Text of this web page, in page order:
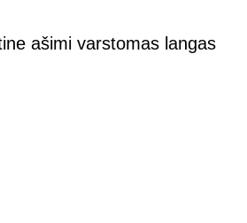
ašimi varstomas langas